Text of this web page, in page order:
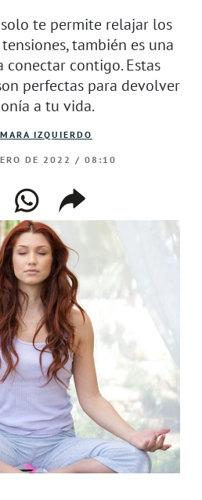
te permite relajar los
también es una
contigo. Estas
perfectas para devolver
a tu vida.
IZQUIERDO
DE 2022 / 08:10
whatsappcompartir
enlace